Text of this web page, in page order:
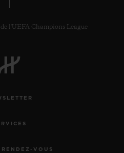
l'UEFA Champions League
RENDEZ-VOUS